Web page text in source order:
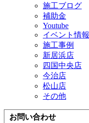
施工ブログ
補助金
Youtube
イベント情報
施工事例
新居浜店
四国中央店
今治店
松山店
その他
お問い合わせ